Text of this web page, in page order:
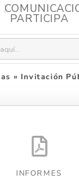
PARTICIPA
» Invitación
INFORMES